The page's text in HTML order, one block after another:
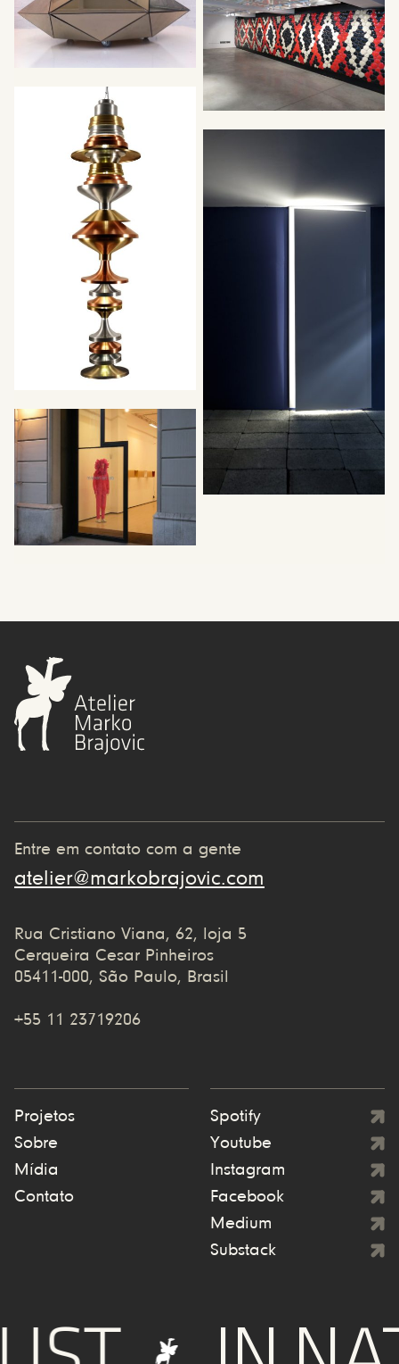
Entre em contato com a gente
atelier@markobrajovic.com
Rua Cristiano Viana, 62, loja 5
Cerqueira Cesar Pinheiros
05411-000, São Paulo, Brasil
+55 11 23719206
Projetos
Sobre
Mídia
Contato
Spotify
Youtube
Instagram
Facebook
Medium
Substack